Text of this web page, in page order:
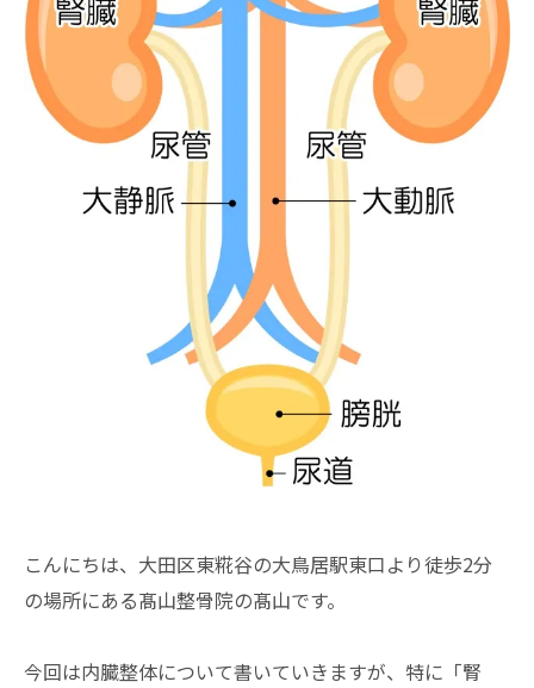
こんにちは、大田区東糀谷の大鳥居駅東口より徒歩2分
の場所にある髙山整骨院の髙山です。
今回は内臓整体について書いていきますが、特に「腎